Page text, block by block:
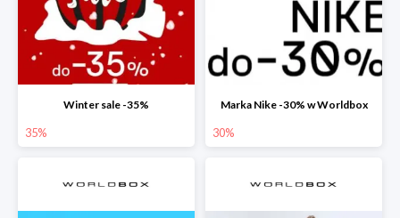
Winter sale -35%
35%
Marka Nike -30% w Worldbox
30%